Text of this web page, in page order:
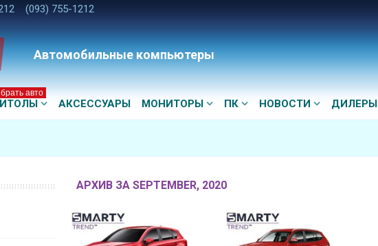
(093) 755-1212
Автомобильные компьютеры
авто
АКСЕССУАРЫ МОНИТОРЫ ПК НОВОСТИ ДИЛЕРЫ
АРХИВ ЗА SEPTEMBER, 2020